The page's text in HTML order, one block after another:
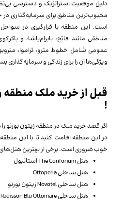
دلیل موقعیت استراتژیک و دسترسی
محبوب‌ترین مناطق برای سرمایه‌گذاری
است. این منطقه با قرارگیری در
مناطقی مانند فاتح، بایرام‌پاشا، و
عمومی شامل خطوط مترو، تراموا،
ویژگی‌ها آن را برای زندگی و سرمایه‌گذاری
قبل از خرید ملک
!
اگر قصد خرید ملک در منطقه زیتون بورنو
در این منطقه اقامت کنید تا با این
خوب ضروری است. برخی از بهترین هتل‌های
هتل The Conforium استانبول
هتل ساحلی Ottoperla
هتل ساحلی Novotel زیتون بورنو
هتل ساحلی Radisson Blu Ottomare